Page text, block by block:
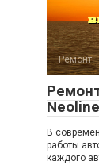
Ремонт
В
работы
каждого